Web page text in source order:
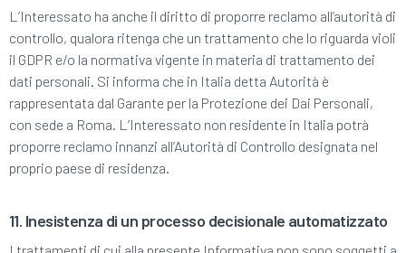
L’Interessato ha anche il diritto di proporre reclamo all’autorità di
controllo, qualora ritenga che un trattamento che lo riguarda violi
il GDPR e/o la normativa vigente in materia di trattamento dei
dati personali. Si informa che in Italia detta Autorità è
rappresentata dal Garante per la Protezione dei Dai Personali,
con sede a Roma. L’Interessato non residente in Italia potrà
proporre reclamo innanzi all’Autorità di Controllo designata nel
proprio paese di residenza.
11. Inesistenza di un processo decisionale automatizzato